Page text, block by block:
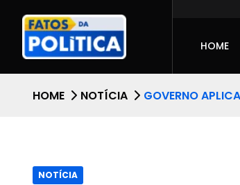
HOME
HOME NOTÍCIA GOVERNO
NOTÍCIA